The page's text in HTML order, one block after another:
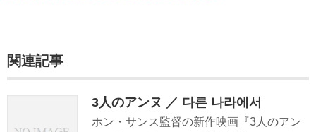
関連記事
3人のアンヌ ／ 다른 나라에서
ホン・サンス監督の新作映画『3人のアン